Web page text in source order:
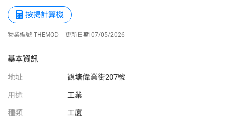
降機；地下及 2 樓共設有 12 個車位，並預裝大金分體式冷氣機
。物業管理由第一太平戴維斯負責。憑藉其優越的 CBD2 地段
按揭計算機
物業編號 THEMOD 更新日期 07/05/2026
基本資訊
地址
觀塘偉業街207號
用途
工業
種類
工廈